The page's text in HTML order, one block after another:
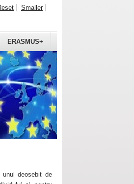
ERASMUS+
Smaller
unul deosebit de